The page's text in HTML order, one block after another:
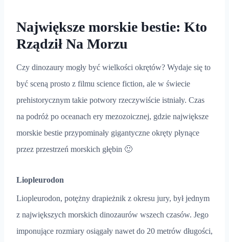
Największe morskie bestie: Kto
Rządził Na Morzu
Czy dinozaury mogły być wielkości okrętów? Wydaje się to
być sceną prosto z filmu science fiction, ale w świecie
prehistorycznym takie potwory rzeczywiście istniały. Czas
na podróż po oceanach ery mezozoicznej, gdzie największe
morskie bestie przypominały gigantyczne okręty płynące
przez przestrzeń morskich głębin 🙂
Liopleurodon
Liopleurodon, potężny drapieżnik z okresu jury, był jednym
z największych morskich dinozaurów wszech czasów. Jego
imponujące rozmiary osiągały nawet do 20 metrów długości,